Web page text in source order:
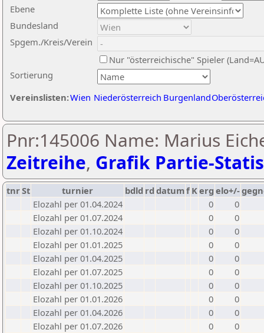
Ebene
Sortierung
Bundesland
Spgem./Kreis/Verein
Nur "österreichische" Spieler
Vereinslisten:Wien Niederösterreich Burgenland
Pnr:145006 Name: Marius
Zeitreihe, Grafik Partie-
tnrSt turnier bdld rd datumf Kerg elo+/-
Elozahl per 01.04.2024
0
0
Elozahl per 01.07.2024
0
0
Elozahl per 01.10.2024
0
0
Elozahl per 01.01.2025
0
0
Elozahl per 01.04.2025
0
0
Elozahl per 01.07.2025
0
0
Elozahl per 01.10.2025
0
0
Elozahl per 01.01.2026
0
0
Elozahl per 01.04.2026
0
0
Elozahl per 01.07.2026
0
0